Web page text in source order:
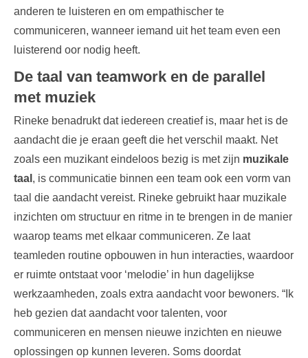
anderen te luisteren en om empathischer te
communiceren, wanneer iemand uit het team even een
luisterend oor nodig heeft.
De taal van teamwork en de parallel
met muziek
Rineke benadrukt dat iedereen creatief is, maar het is de
aandacht die je eraan geeft die het verschil maakt. Net
zoals een muzikant eindeloos bezig is met zijn muzikale
taal , is communicatie binnen een team ook een vorm van
taal die aandacht vereist. Rineke gebruikt haar muzikale
inzichten om structuur en ritme in te brengen in de manier
waarop teams met elkaar communiceren. Ze laat
teamleden routine opbouwen in hun interacties, waardoor
er ruimte ontstaat voor ‘melodie’ in hun dagelijkse
werkzaamheden, zoals extra aandacht voor bewoners. “Ik
heb gezien dat aandacht voor talenten, voor
communiceren en mensen nieuwe inzichten en nieuwe
oplossingen op kunnen leveren. Soms doordat